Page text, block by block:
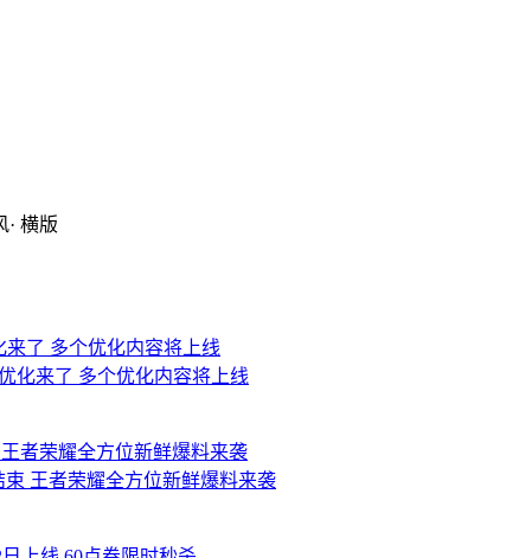
· 横版
化来了 多个优化内容将上线
束 王者荣耀全方位新鲜爆料来袭